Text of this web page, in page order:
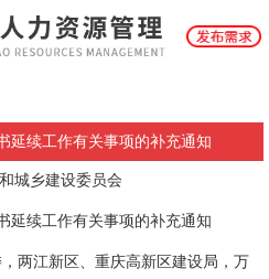
延续工作有关事项的补充通知
城乡建设委员会
延续工作有关事项的补充通知
两江新区、重庆高新区建设局，万